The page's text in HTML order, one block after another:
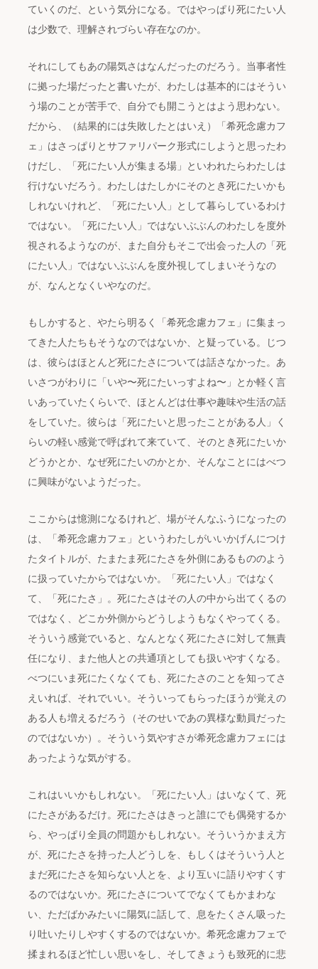
ていくのだ、という気分になる。ではやっぱり死にたい人
は少数で、理解されづらい存在なのか。
それにしてもあの陽気さはなんだったのだろう。当事者性
に拠った場だったと書いたが、わたしは基本的にはそうい
う場のことが苦手で、自分でも開こうとはよう思わない。
だから、（結果的には失敗したとはいえ）「希死念慮カフ
ェ」はさっぱりとサファリパーク形式にしようと思ったわ
けだし、「死にたい人が集まる場」といわれたらわたしは
行けないだろう。わたしはたしかにそのとき死にたいかも
しれないけれど、「死にたい人」として暮らしているわけ
ではない。「死にたい人」ではないぶぶんのわたしを度外
視されるようなのが、また自分もそこで出会った人の「死
にたい人」ではないぶぶんを度外視してしまいそうなの
が、なんとなくいやなのだ。
もしかすると、やたら明るく「希死念慮カフェ」に集まっ
てきた人たちもそうなのではないか、と疑っている。じつ
は、彼らはほとんど死にたさについては話さなかった。あ
いさつがわりに「いや〜死にたいっすよね〜」とか軽く言
いあっていたくらいで、ほとんどは仕事や趣味や生活の話
をしていた。彼らは「死にたいと思ったことがある人」く
らいの軽い感覚で呼ばれて来ていて、そのとき死にたいか
どうかとか、なぜ死にたいのかとか、そんなことにはべつ
に興味がないようだった。
ここからは憶測になるけれど、場がそんなふうになったの
は、「希死念慮カフェ」というわたしがいいかげんにつけ
たタイトルが、たまたま死にたさを外側にあるもののよう
に扱っていたからではないか。「死にたい人」ではなく
て、「死にたさ」。死にたさはその人の中から出てくるの
ではなく、どこか外側からどうしようもなくやってくる。
そういう感覚でいると、なんとなく死にたさに対して無責
任になり、また他人との共通項としても扱いやすくなる。
べつにいま死にたくなくても、死にたさのことを知ってさ
えいれば、それでいい。そういってもらったほうが覚えの
ある人も増えるだろう（そのせいであの異様な動員だった
のではないか）。そういう気やすさが希死念慮カフェには
あったような気がする。
これはいいかもしれない。「死にたい人」はいなくて、死
にたさがあるだけ。死にたさはきっと誰にでも偶発するか
ら、やっぱり全員の問題かもしれない。そういうかまえ方
が、死にたさを持った人どうしを、もしくはそういう人と
まだ死にたさを知らない人とを、より互いに語りやすくす
るのではないか。死にたさについてでなくてもかまわな
い、ただばかみたいに陽気に話して、息をたくさん吸った
り吐いたりしやすくするのではないか。希死念慮カフェで
揉まれるほど忙しい思いをし、そしてきょうも致死的に悲